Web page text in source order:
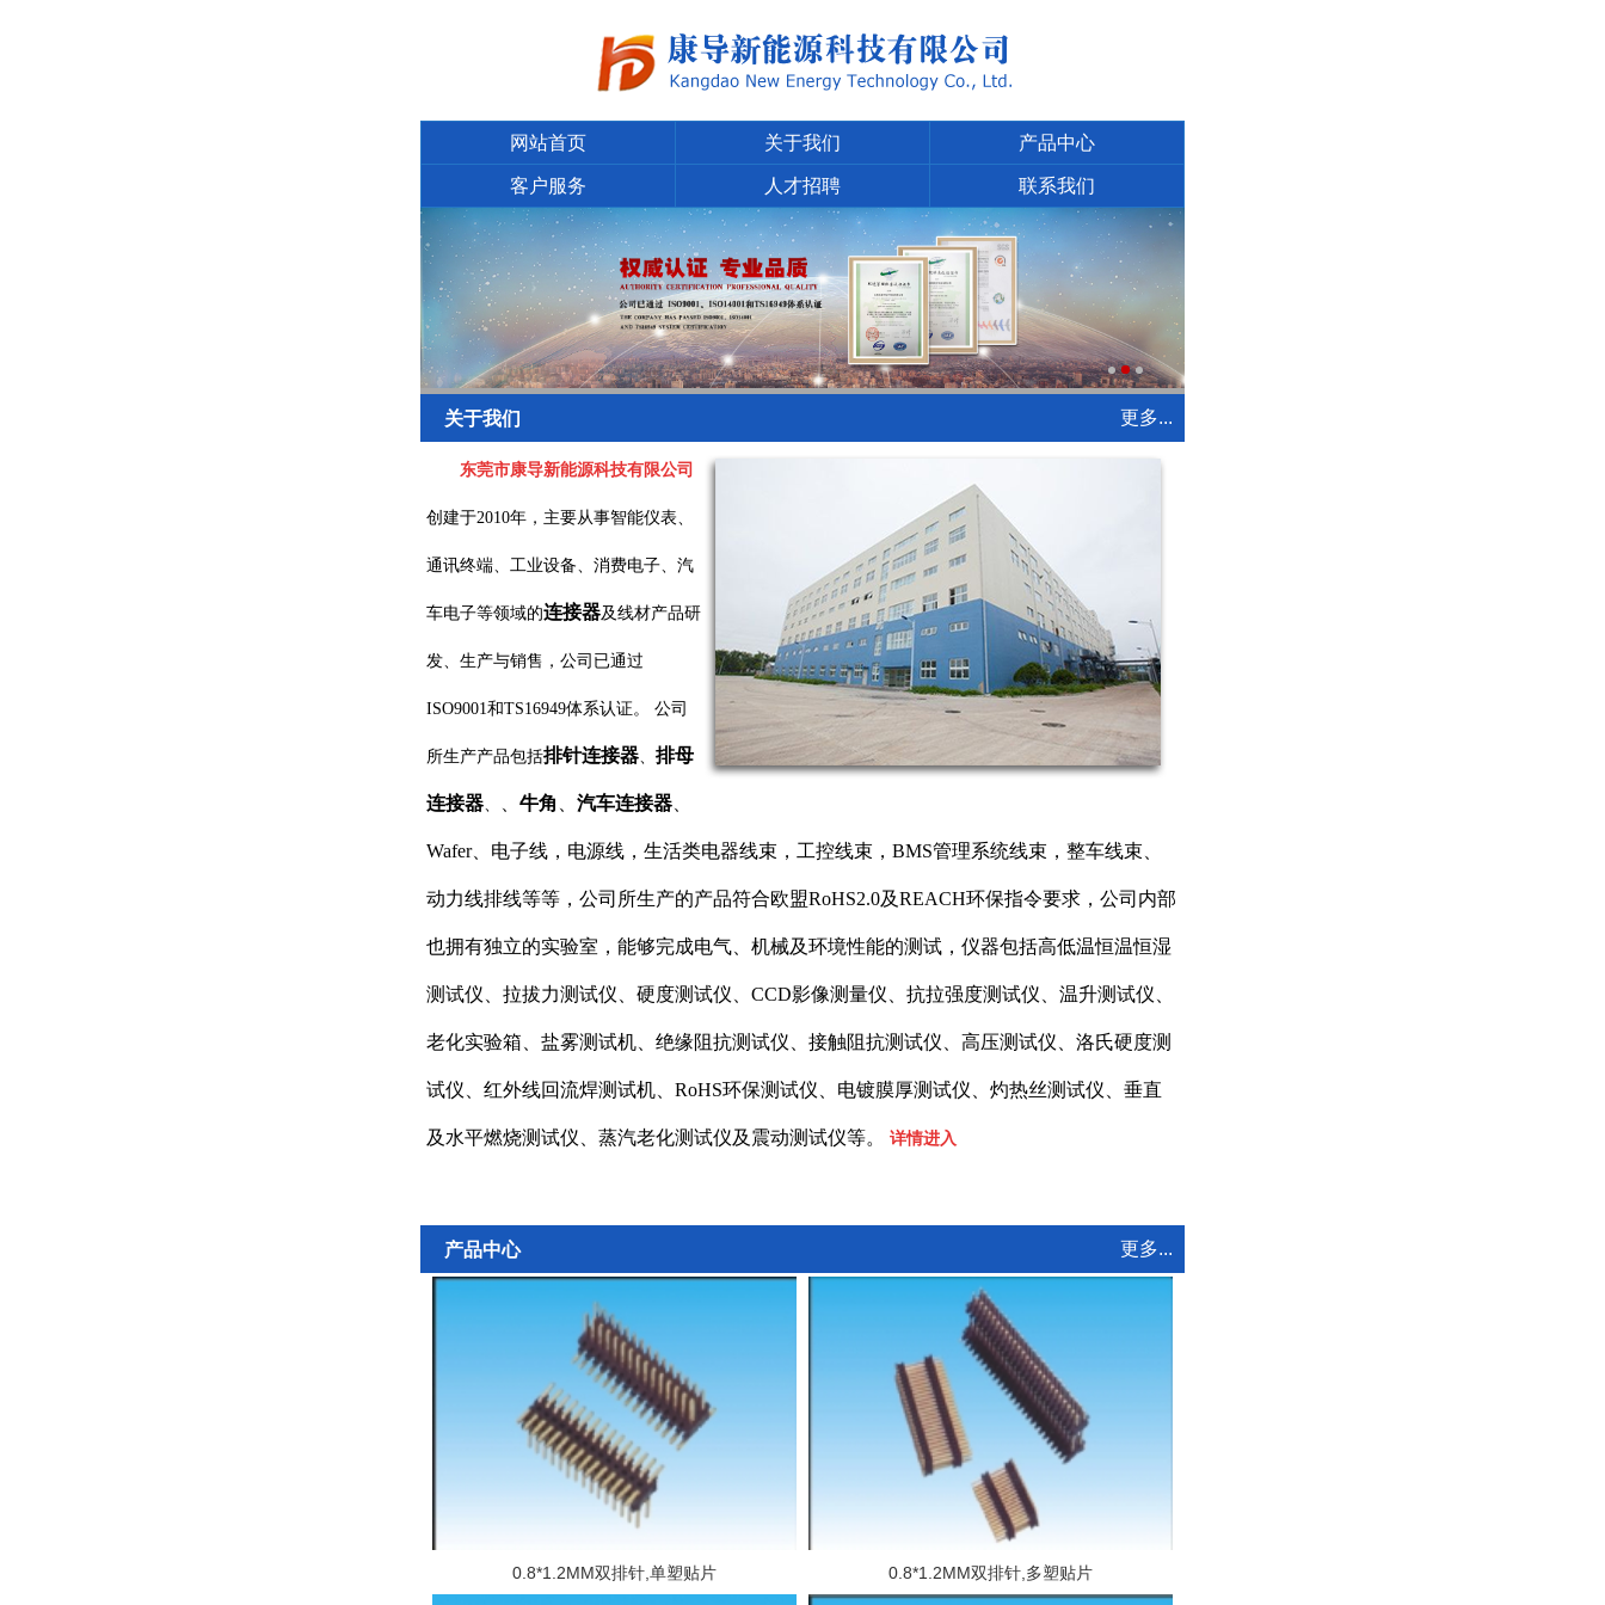
网站首页 关于我们 产品中心
客户服务 人才招聘 联系我们
关于我们 更多...
东莞市康导新能源科技有限公司
创建于2010年，主要从事智能仪表、
通讯终端、工业设备、消费电子、汽
车电子等领域的连接器及线材产品研
发、生产与销售，公司已通过
ISO9001和TS16949体系认证。 公司
所生产产品包括排针连接器、 排母
连接器、 牛角 汽车连接器
Wafer、电子线，电源线，生活类电器线束，工控线束，BMS管理系统线束，整车线束、
动力线排线等等，公司所生产的产品符合欧盟RoHS2.0及REACH环保指令要求，公司内部
也拥有独立的实验室，能够完成电气、机械及环境性能的测试，仪器包括高低温恒温恒湿
测试仪、拉拔力测试仪、硬度测试仪、CCD影像测量仪、抗拉强度测试仪、温升测试仪、
老化实验箱、盐雾测试机、绝缘阻抗测试仪、接触阻抗测试仪、高压测试仪、洛氏硬度测
试仪、红外线回流焊测试机、RoHS环保测试仪、电镀膜厚测试仪、灼热丝测试仪、垂直
及水平燃烧测试仪、蒸汽老化测试仪及震动测试仪等。 详情进入
产品中心 更多...
0.8*1.2MM双排针,单塑贴片 0.8*1.2MM双排针,多塑贴片